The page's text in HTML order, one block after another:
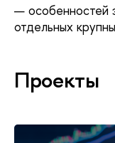
особенностей
отдельных
Проекты